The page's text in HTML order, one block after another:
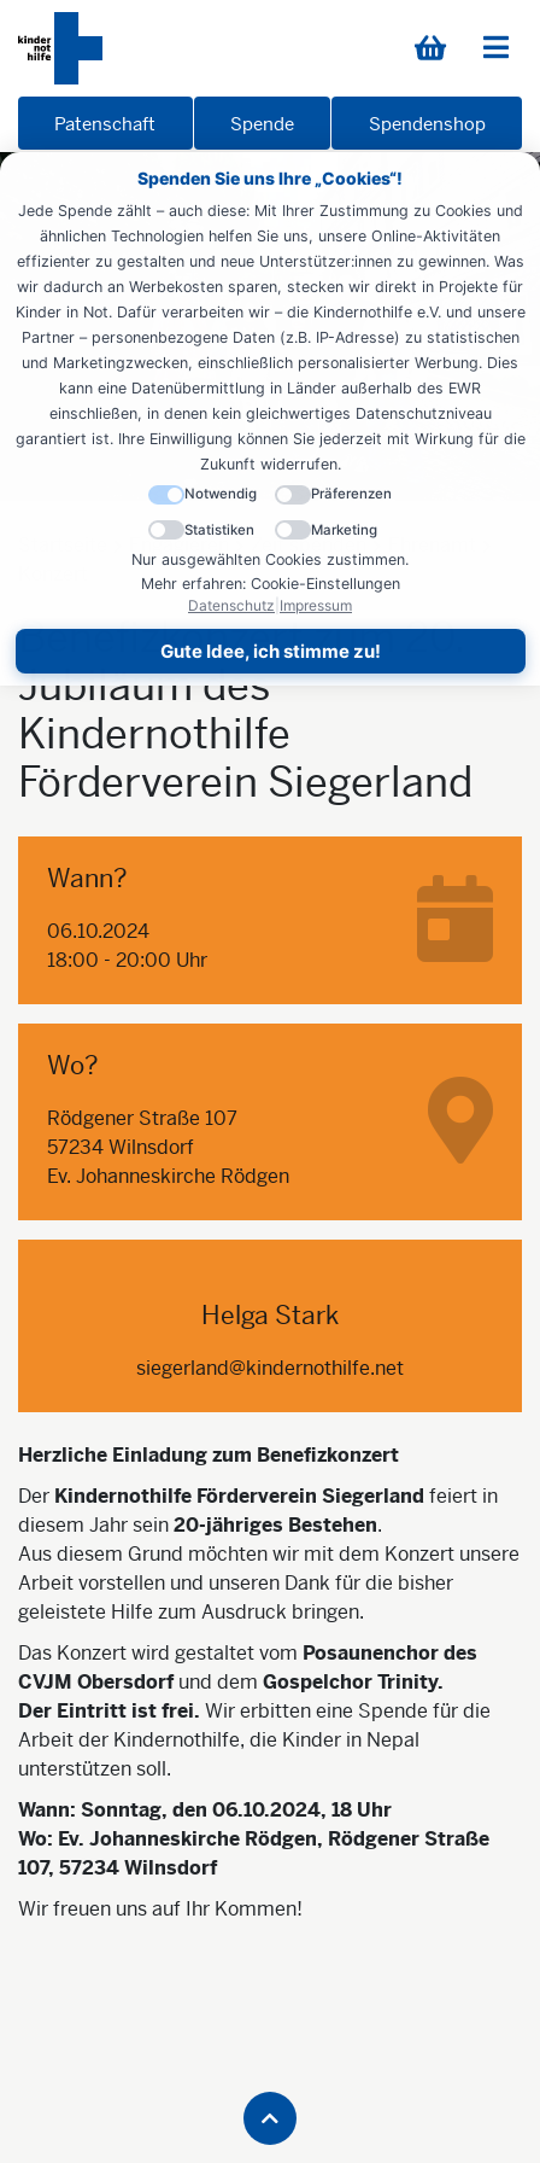
Spenden Sie uns Ihre „Cookies“!
Jede Spende zählt – auch diese: Mit Ihrer Zustimmung zu Cookies und
ähnlichen Technologien helfen Sie uns, unsere Online-Aktivitäten
effizienter zu gestalten und neue Unterstützer:innen zu gewinnen. Was
wir dadurch an Werbekosten sparen, stecken wir direkt in Projekte für
Kinder in Not. Dafür verarbeiten wir – die Kindernothilfe e.V. und unsere
Partner – personenbezogene Daten (z.B. IP-Adresse) zu statistischen
und Marketingzwecken, einschließlich personalisierter Werbung. Dies
kann eine Datenübermittlung in Länder außerhalb des EWR
einschließen, in denen kein gleichwertiges Datenschutzniveau
garantiert ist. Ihre Einwilligung können Sie jederzeit mit Wirkung für die
Zukunft widerrufen.
Notwendig Präferenzen
Statistiken Marketing
Nur ausgewählten Cookies zustimmen.
Mehr erfahren: Cookie-Einstellungen
Datenschutz Impressum
Gute Idee, ich stimme zu!
Patenschaft Spende Spendenshop
Engagieren Zeit spenden
Benefizkonzert zum 20.
Jubiläum des
Kindernothilfe
Förderverein Siegerland
Wann?
06.10.2024
18:00 - 20:00 Uhr
Wo?
Rödgener Straße 107
57234 Wilnsdorf
Ev. Johanneskirche Rödgen
Helga Stark
siegerland@kindernothilfe.net
Herzliche Einladung zum Benefizkonzert
Der Kindernothilfe Förderverein Siegerlandfeiert in
diesem Jahr sein20-jähriges Bestehen.
Aus diesem Grund möchten wir mit dem Konzert unsere
Arbeit vorstellen und unseren Dank für die bisher
geleistete Hilfe zum Ausdruck bringen.
Das Konzert wird gestaltet vom Posaunenchor des
CVJM Obersdorfund dem Gospelchor Trinity.
Der Eintritt ist frei. Wir erbitten eine Spende für die
Arbeit der Kindernothilfe, die Kinder in Nepal
unterstützen soll.
Wann: Sonntag, den 06.10.2024, 18 Uhr
Wo: Ev. Johanneskirche Rödgen, Rödgener Straße
107, 57234 Wilnsdorf
Wir freuen uns auf Ihr Kommen!